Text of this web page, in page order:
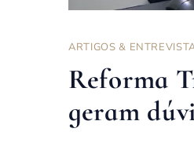
ARTIGOS &
Reforma
geram